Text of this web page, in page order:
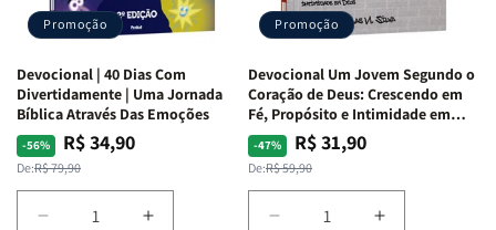
Promoção
Devocional | 40 Dias Com
Divertidamente | Uma Jornada
Bíblica Através Das Emoções
-56%
Preço
normal
De:R$ 79,90
Preço
promocional
R$ 34,90
Diminuir
Aumentar
Promoção
Devocional Um Jovem Segundo o
Coração de Deus: Crescendo em
Fé, Propósito e Intimidade em
Deus
-47%
Preço
normal
De:R$ 59,90
Preço
promocional
R$ 31,90
Diminuir
Aumentar